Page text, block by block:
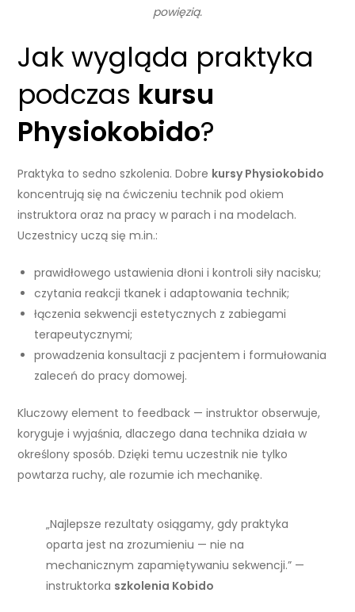
powięzią.
Jak wygląda praktyka
podczas kursu
Physiokobido?
Praktyka to sedno szkolenia. Dobre kursy Physiokobido
koncentrują się na ćwiczeniu technik pod okiem
instruktora oraz na pracy w parach i na modelach.
Uczestnicy uczą się m.in.:
prawidłowego ustawienia dłoni i kontroli siły nacisku;
czytania reakcji tkanek i adaptowania technik;
łączenia sekwencji estetycznych z zabiegami
terapeutycznymi;
prowadzenia konsultacji z pacjentem i formułowania
zaleceń do pracy domowej.
Kluczowy element to feedback — instruktor obserwuje,
koryguje i wyjaśnia, dlaczego dana technika działa w
określony sposób. Dzięki temu uczestnik nie tylko
powtarza ruchy, ale rozumie ich mechanikę.
„Najlepsze rezultaty osiągamy, gdy praktyka
oparta jest na zrozumieniu — nie na
mechanicznym zapamiętywaniu sekwencji.” —
instruktorka szkolenia Kobido